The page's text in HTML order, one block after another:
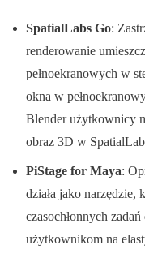
SpatialLabs Go:
renderowanie
pełnoekranowych w
okna w
Blender użytkownicy
obraz 3D w
PiStage for Maya:
działa jako narzędzie,
czasochłonnych
użytkownikom na